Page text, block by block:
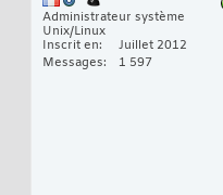
Administrateur système
Unix/Linux
Inscrit en
Juillet 2012
Messages
1 597